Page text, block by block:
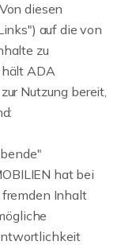
diesen
auf die von
zu
hält ADA
Nutzung bereit,
hat bei
Inhalt